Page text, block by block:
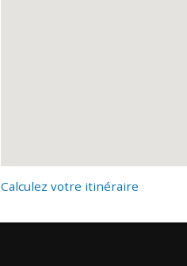
Calculez votre itinéraire